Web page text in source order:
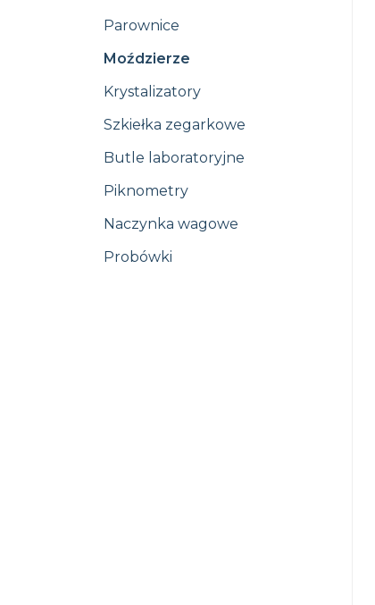
Parownice
Moździerze
Krystalizatory
Szkiełka zegarkowe
Butle laboratoryjne
Piknometry
Naczynka wagowe
Probówki